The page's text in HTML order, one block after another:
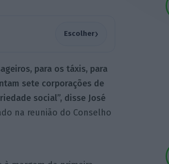
Escolher›
para os táxis, para
sete corporações de
social”, disse José
na reunião do Conselho